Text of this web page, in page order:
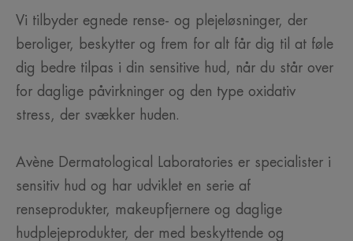
Vi tilbyder egnede rense- og plejeløsninger, der
beroliger, beskytter og frem for alt får dig til at føle
dig bedre tilpas i din sensitive hud, når du står over
for daglige påvirkninger og den type oxidativ
stress, der svækker huden.
Avène Dermatological Laboratories er specialister i
sensitiv hud og har udviklet en serie af
renseprodukter, makeupfjernere og daglige
hudplejeprodukter, der med beskyttende og